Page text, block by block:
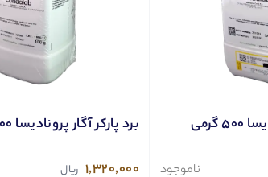
گرمی
ناموجود
برد پارکر آگار پرونادیسا 100 گرمی
1,320,000 ریال